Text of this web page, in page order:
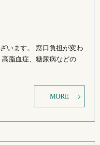
います。 窓口負担が変わ
脂血症、糖尿病などの
MORE